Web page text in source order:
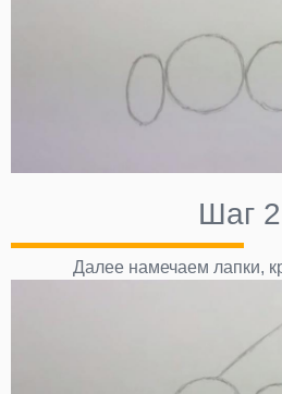
Шаг
Далее намечаем лапки,